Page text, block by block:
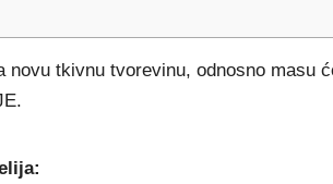
novu tkivnu tvorevinu, odnosno masu